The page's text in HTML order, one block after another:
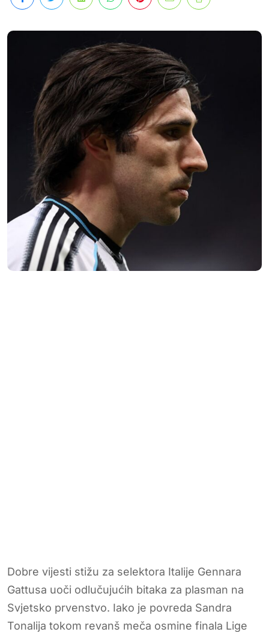
Dobre vijesti stižu za selektora Italije Gennara
Gattusa uoči odlučujućih bitaka za plasman na
Svjetsko prvenstvo. Iako je povreda Sandra
Tonalija tokom revanš meča osmine finala Lige